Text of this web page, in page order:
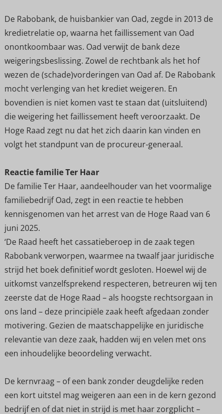
De Rabobank, de huisbankier van Oad, zegde in 2013 de
kredietrelatie op, waarna het faillissement van Oad
onontkoombaar was. Oad verwijt de bank deze
weigeringsbeslissing. Zowel de rechtbank als het hof
wezen de (schade)vorderingen van Oad af. De Rabobank
mocht verlenging van het krediet weigeren. En
bovendien is niet komen vast te staan dat (uitsluitend)
die weigering het faillissement heeft veroorzaakt. De
Hoge Raad zegt nu dat het zich daarin kan vinden en
volgt het standpunt van de procureur-generaal.
Reactie familie Ter Haar
De familie Ter Haar, aandeelhouder van het voormalige
familiebedrijf Oad, zegt in een reactie te hebben
kennisgenomen van het arrest van de Hoge Raad van 6
juni 2025.
‘De Raad heeft het cassatieberoep in de zaak tegen
Rabobank verworpen, waarmee na twaalf jaar juridische
strijd het boek definitief wordt gesloten. Hoewel wij de
uitkomst vanzelfsprekend respecteren, betreuren wij ten
zeerste dat de Hoge Raad – als hoogste rechtsorgaan in
ons land – deze principiële zaak heeft afgedaan zonder
motivering. Gezien de maatschappelijke en juridische
relevantie van deze zaak, hadden wij en velen met ons
een inhoudelijke beoordeling verwacht.
De kernvraag – of een bank zonder deugdelijke reden
een kort uitstel mag weigeren aan een in de kern gezond
bedrijf en of dat niet in strijd is met haar zorgplicht –